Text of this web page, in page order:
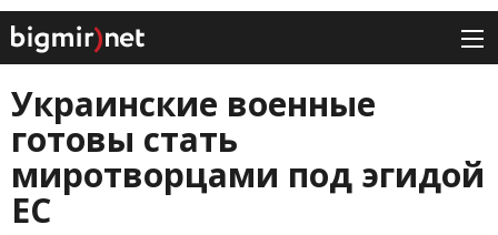
Украинские военные
готовы стать
миротворцами под эгидой
ЕС